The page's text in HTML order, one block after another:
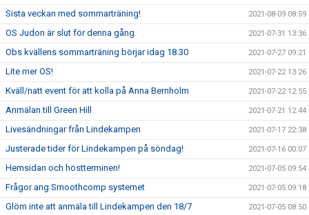
Sista veckan med sommarträning! 2021-08-09 08:59
OS Judon är slut för denna gång. 2021-07-31 13:36
Obs kvällens sommarträning börjar idag 18.30 2021-07-27 09:21
Lite mer OS! 2021-07-22 13:26
Kväll/natt event för att kolla på Anna Bernholm 2021-07-22 12:55
Anmälan till Green Hill 2021-07-21 12:44
Livesändningar från Lindekampen 2021-07-17 22:38
Justerade tider för Lindekampen på söndag! 2021-07-16 00:07
Hemsidan och höstterminen! 2021-07-05 09:54
Frågor ang Smoothcomp systemet 2021-07-05 09:18
Glöm inte att anmäla till Lindekampen den 18/7 2021-07-05 08:50